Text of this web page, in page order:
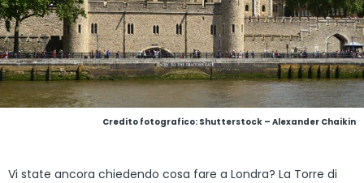
Credito fotografico: Shutterstock – Alexander Chaikin
Vi state ancora chiedendo cosa fare a Londra? La Torre di